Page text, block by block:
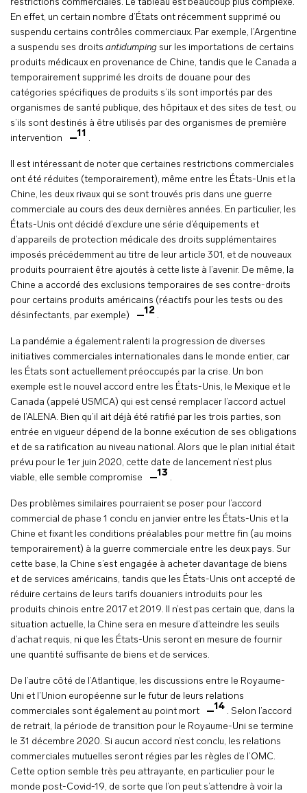
restrictions commerciales. Le tableau est beaucoup plus complexe.
En effet, un certain nombre d’États ont récemment supprimé ou
suspendu certains contrôles commerciaux. Par exemple, l’Argentine
a suspendu ses droits antidumping sur les importations de certains
produits médicaux en provenance de Chine, tandis que le Canada a
temporairement supprimé les droits de douane pour des
catégories spécifiques de produits s’ils sont importés par des
organismes de santé publique, des hôpitaux et des sites de test, ou
s’ils sont destinés à être utilisés par des organismes de première
intervention
11 .
Il est intéressant de noter que certaines restrictions commerciales
ont été réduites (temporairement), même entre les États-Unis et la
Chine, les deux rivaux qui se sont trouvés pris dans une guerre
commerciale au cours des deux dernières années. En particulier, les
États-Unis ont décidé d’exclure une série d’équipements et
d’appareils de protection médicale des droits supplémentaires
imposés précédemment au titre de leur article 301, et de nouveaux
produits pourraient être ajoutés à cette liste à l’avenir. De même, la
Chine a accordé des exclusions temporaires de ses contre-droits
pour certains produits américains (réactifs pour les tests ou des
désinfectants, par exemple)
12 .
La pandémie a également ralenti la progression de diverses
initiatives commerciales internationales dans le monde entier, car
les États sont actuellement préoccupés par la crise. Un bon
exemple est le nouvel accord entre les États-Unis, le Mexique et le
Canada (appelé USMCA) qui est censé remplacer l’accord actuel
de l’ALENA. Bien qu’il ait déjà été ratifié par les trois parties, son
entrée en vigueur dépend de la bonne exécution de ses obligations
et de sa ratification au niveau national. Alors que le plan initial était
prévu pour le 1er juin 2020, cette date de lancement n’est plus
viable, elle semble compromise
13 .
Des problèmes similaires pourraient se poser pour l’accord
commercial de phase 1 conclu en janvier entre les États-Unis et la
Chine et fixant les conditions préalables pour mettre fin (au moins
temporairement) à la guerre commerciale entre les deux pays. Sur
cette base, la Chine s’est engagée à acheter davantage de biens
et de services américains, tandis que les États-Unis ont accepté de
réduire certains de leurs tarifs douaniers introduits pour les
produits chinois entre 2017 et 2019. Il n’est pas certain que, dans la
situation actuelle, la Chine sera en mesure d’atteindre les seuils
d’achat requis, ni que les États-Unis seront en mesure de fournir
une quantité suffisante de biens et de services.
De l’autre côté de l’Atlantique, les discussions entre le Royaume-
Uni et l’Union européenne sur le futur de leurs relations
commerciales sont également au point mort
14 . Selon l’accord
de retrait, la période de transition pour le Royaume-Uni se termine
le 31 décembre 2020. Si aucun accord n’est conclu, les relations
commerciales mutuelles seront régies par les règles de l’OMC.
Cette option semble très peu attrayante, en particulier pour le
monde post-Covid-19, de sorte que l’on peut s’attendre à voir la